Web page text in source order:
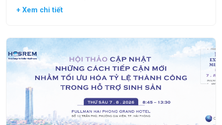
+ Xem chi tiết